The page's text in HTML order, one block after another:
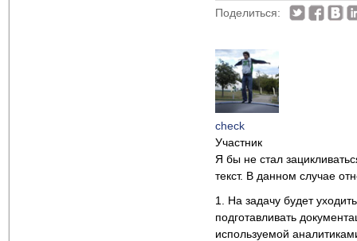
Поделиться:
check
Участник
Я бы не стал
текст. В данном случае
1. На задачу будет
подготавливать
используемой